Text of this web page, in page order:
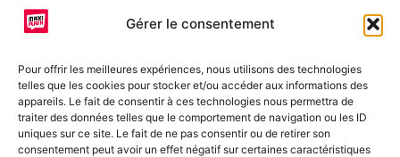
Gérer le consentement
Pour offrir les meilleures expériences, nous utilisons des technologies
telles que les cookies pour stocker et/ou accéder aux informations des
appareils. Le fait de consentir à ces technologies nous permettra de
traiter des données telles que le comportement de navigation ou les ID
uniques sur ce site. Le fait de ne pas consentir ou de retirer son
consentement peut avoir un effet négatif sur certaines caractéristiques
depuis 2015, dans les secteurs d’Obernai-Molsheim-Erstein
depuis 2022, et à Colmar, Vignoble et Plaine depuis 2023.
SUIVEZ-NOUS